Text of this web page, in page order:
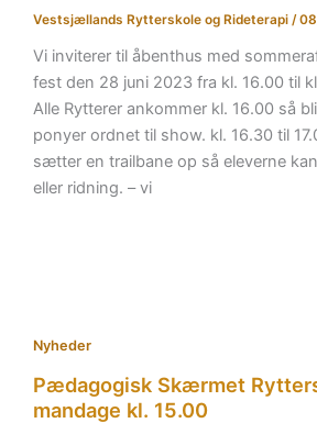
Vestsjællands Rytterskole og Rideterapi /
Vi inviterer til åbenthus med
fest den 28 juni 2023 fra kl. 16.00 til
Alle Rytterer ankommer kl. 16.00 så
ponyer ordnet til show. kl. 16.30 til
sætter en trailbane op så eleverne
eller ridning. – vi
Nyheder
Pædagogisk Skærmet
mandage kl. 15.00